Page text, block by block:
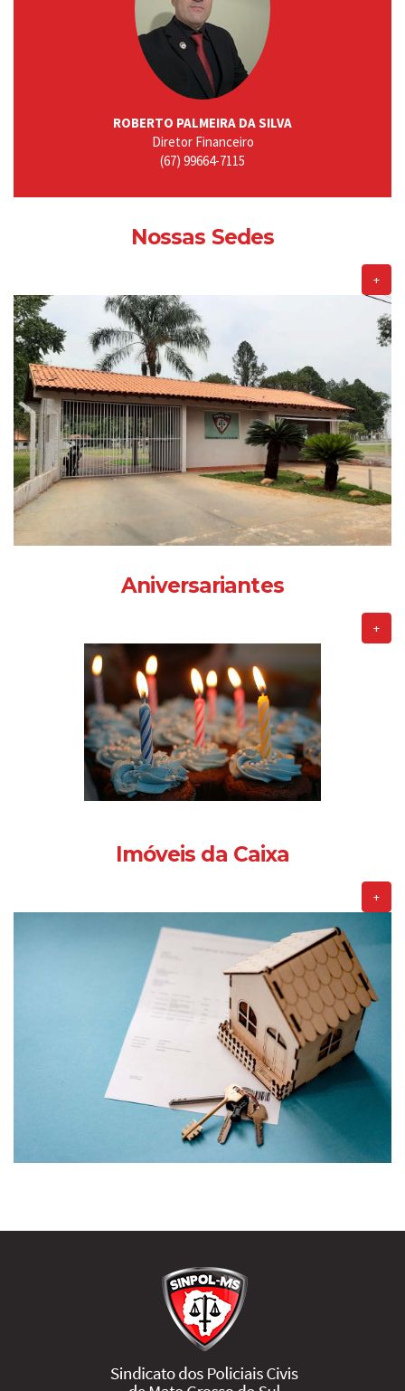
ROBERTO PALMEIRA DA SILVA
Diretor Financeiro
(67) 99664-7115
Nossas Sedes
+
Aniversariantes
+
Imóveis da Caixa
+